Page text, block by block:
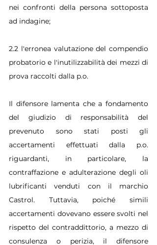
nei confronti della persona sottoposta
ad indagine;
2.2 l'erronea valutazione del compendio
probatorio e l'inutilizzabilità dei mezzi di
prova raccolti dalla p.o.
Il difensore lamenta che a fondamento
del giudizio di responsabilità del
prevenuto sono stati posti gli
accertamenti effettuati dalla p.o.
riguardanti, in particolare, la
contraffazione e adulterazione degli oli
lubrificanti venduti con il marchio
Castrol. Tuttavia, poiché simili
accertamenti dovevano essere svolti nel
rispetto del contraddittorio, a mezzo di
consulenza o perizia, il difensore